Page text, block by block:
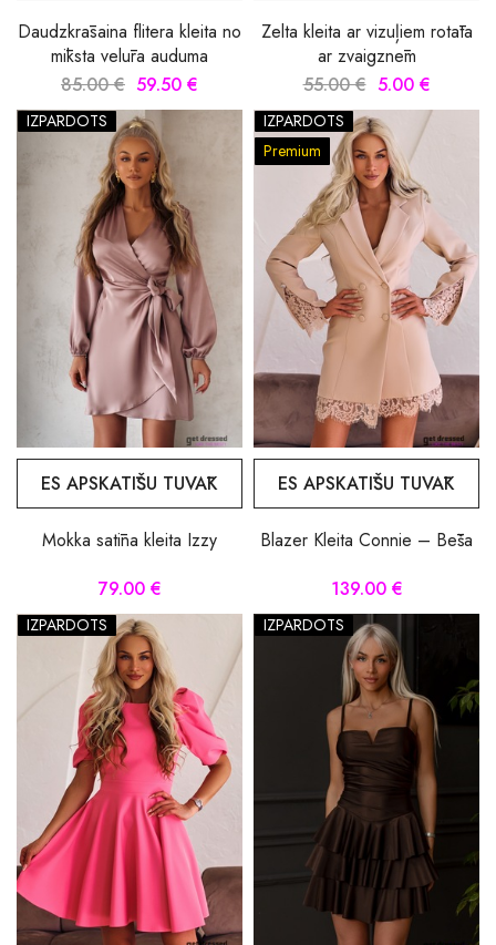
Daudzkrāsaina flitera kleita no
mīksta velūra auduma
85.00 € 59.50 €
Zelta kleita ar vizuļiem rotāta
ar zvaigznēm
55.00 € 5.00 €
IZPĀRDOTS
ES APSKATĪŠU TUVĀK
Mokka satīna kleita Izzy
79.00 €
IZPĀRDOTS
Premium
ES APSKATĪŠU TUVĀK
Blazer Kleita Connie – Bēša
139.00 €
IZPĀRDOTS IZPĀRDOTS